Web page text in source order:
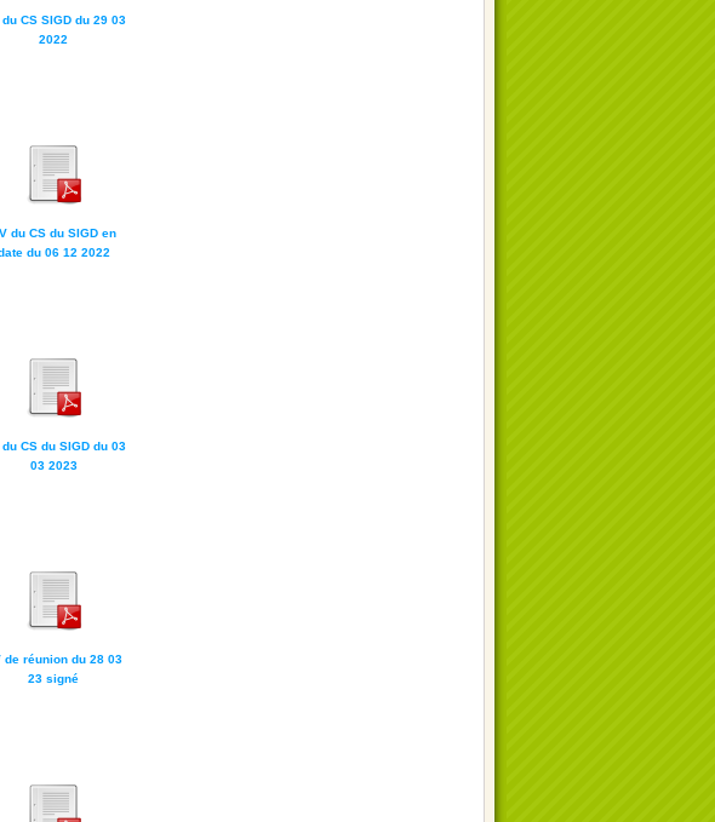
du CS SIGD du 29 03
2022
du CS du SIGD en
du 06 12 2022
du CS du SIGD du 03
03 2023
de réunion du 28 03
23 signé